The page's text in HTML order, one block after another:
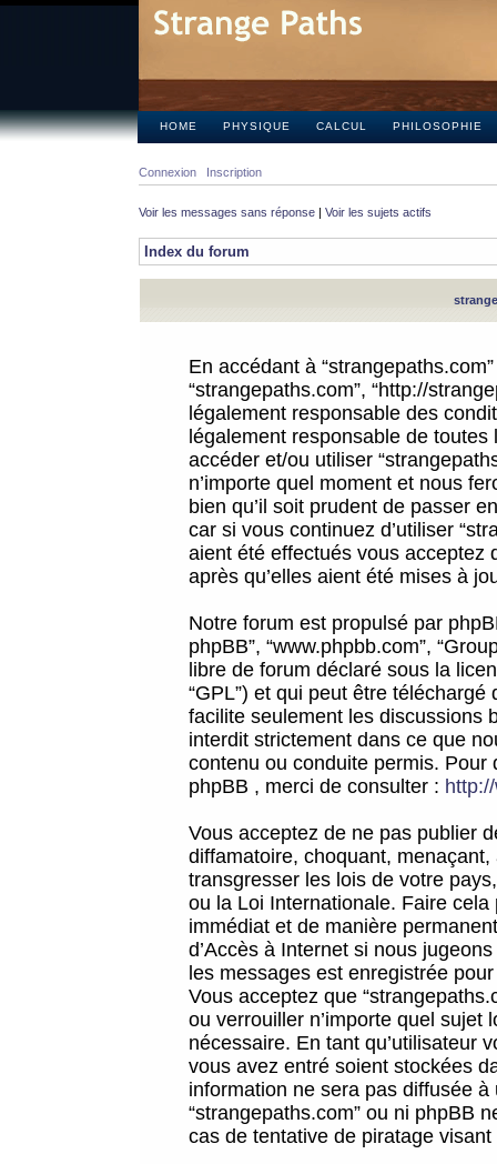
HOME PHYSIQUE CALCUL PHILOSOPHIE
Connexion Inscription
Voir les messages sans réponse | Voir les sujets actifs
Index du forum
En accédant à
“strangepaths.com”, “http://
légalement responsable des
légalement responsable de
accéder et/ou utiliser
n’importe quel moment et nous
bien qu’il soit prudent de passer
car si vous continuez d’utiliser
aient été effectués vous acceptez
après qu’elles aient été mises à
Notre forum est propulsé par
phpBB”, “www.phpbb.com”,
libre de forum déclaré sous la
“GPL”) et qui peut être téléchargé
facilite seulement les discussions
interdit strictement dans ce que
contenu ou conduite permis.
phpBB , merci de consulter :
Vous acceptez de ne pas publier
diffamatoire, choquant,
transgresser les lois de votre
ou la Loi Internationale. Faire
immédiat et de manière
d’Accès à Internet si nous
les messages est enregistrée
Vous acceptez que
ou verrouiller n’importe quel sujet
nécessaire. En tant qu’utilisateur
vous avez entré soient stockées
information ne sera pas diffusée
“strangepaths.com” ou ni phpBB
cas de tentative de piratage